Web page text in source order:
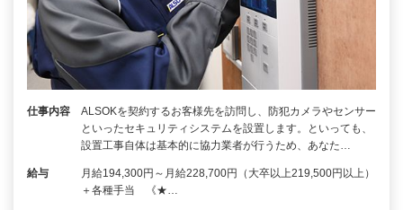
仕事内容
ALSOKを契約するお客様先を訪問し、防犯カメラやセンサー
といったセキュリティシステムを設置します。といっても、
設置工事自体は基本的に協力業者が行うため、あなた…
給与
月給194,300円～月給228,700円（大卒以上219,500円以上）
＋各種手当 《★…